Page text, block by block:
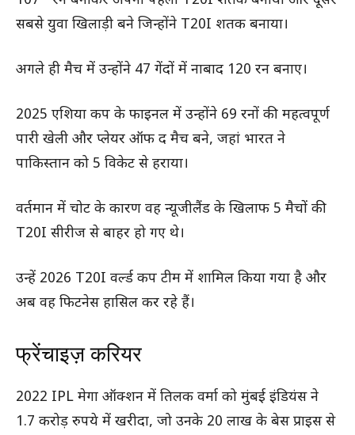
सबसे युवा खिलाड़ी बने जिन्होंने T20I शतक बनाया।
अगले ही मैच में उन्होंने 47 गेंदों में नाबाद 120 रन बनाए।
2025 एशिया कप के फाइनल में उन्होंने 69 रनों की महत्वपूर्ण
पारी खेली और प्लेयर ऑफ द मैच बने, जहां भारत ने
पाकिस्तान को 5 विकेट से हराया।
वर्तमान में चोट के कारण वह न्यूजीलैंड के खिलाफ 5 मैचों की
T20I सीरीज से बाहर हो गए थे।
उन्हें 2026 T20I वर्ल्ड कप टीम में शामिल किया गया है और
अब वह फिटनेस हासिल कर रहे हैं।
फ्रेंचाइज़ करियर
2022 IPL मेगा ऑक्शन में तिलक वर्मा को मुंबई इंडियंस ने
1.7 करोड़ रुपये में खरीदा, जो उनके 20 लाख के बेस प्राइस से